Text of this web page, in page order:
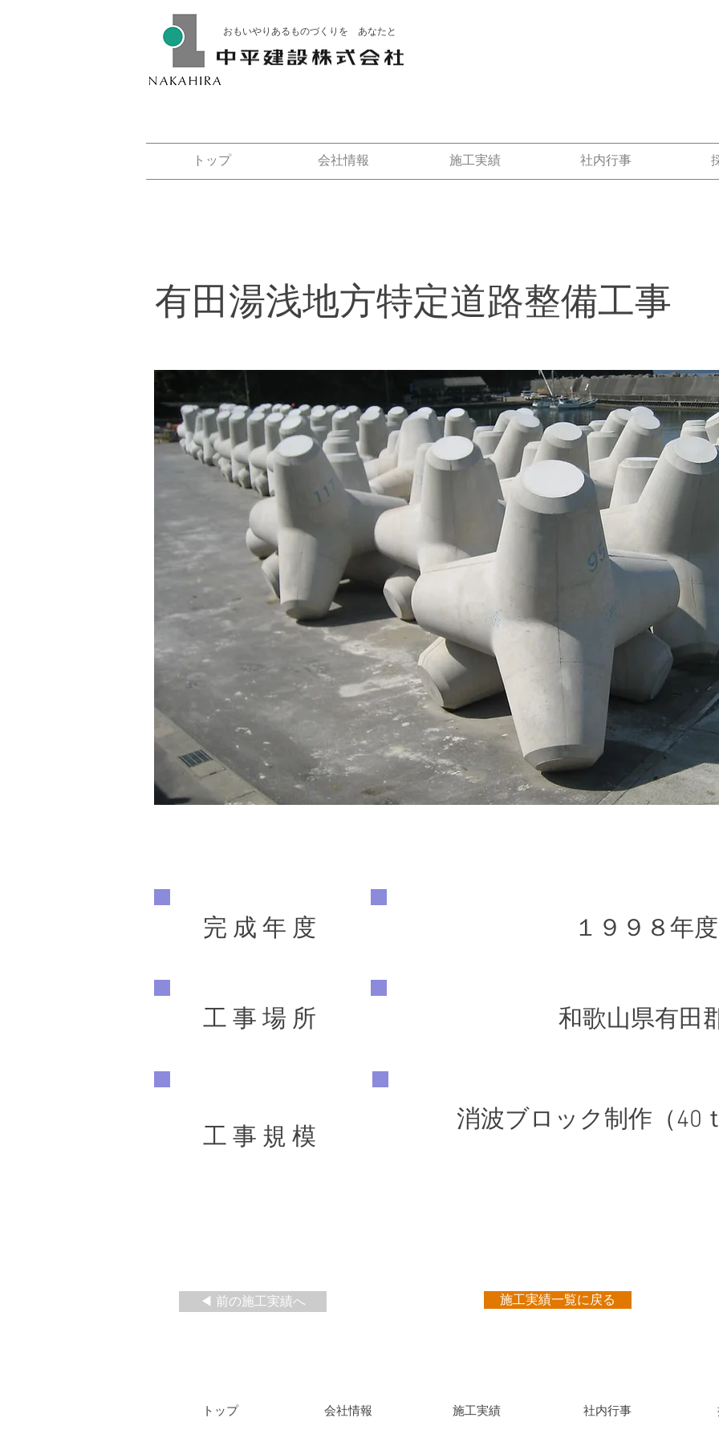
おもいやりあるものづくりを あなたと
トップ 会社情報 施工実績 社内行事
有田湯浅地方特定道路整備工事
完 成 年 度 １９９８年度
工 事 場 所 和歌山県有田
工 事 規 模
消波ブロック制作（40
◀ 前の施工実績へ 施工実績一覧に戻る
​トップ 会社情報 施工実績 社内行事